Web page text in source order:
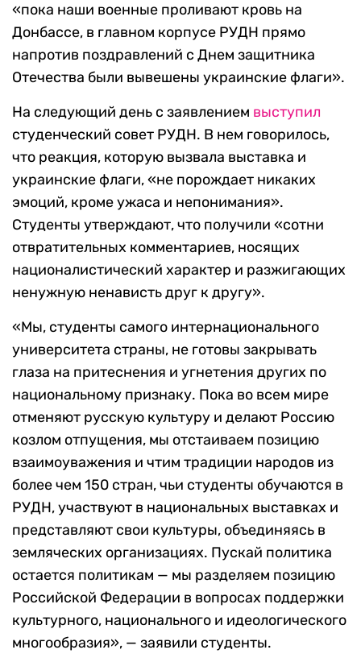
«пока наши военные проливают кровь на
Донбассе, в главном корпусе РУДН прямо
напротив поздравлений с Днем защитника
Отечества были вывешены украинские флаги».
На следующий день с заявлением выступил
студенческий совет РУДН. В нем говорилось,
что реакция, которую вызвала выставка и
украинские флаги, «не порождает никаких
эмоций, кроме ужаса и непонимания».
Студенты утверждают, что получили «сотни
отвратительных комментариев, носящих
националистический характер и разжигающих
ненужную ненависть друг к другу».
«Мы, студенты самого интернационального
университета страны, не готовы закрывать
глаза на притеснения и угнетения других по
национальному признаку. Пока во всем мире
отменяют русскую культуру и делают Россию
козлом отпущения, мы отстаиваем позицию
взаимоуважения и чтим традиции народов из
более чем 150 стран, чьи студенты обучаются в
РУДН, участвуют в национальных выставках и
представляют свои культуры, объединяясь в
земляческих организациях. Пускай политика
остается политикам — мы разделяем позицию
Российской Федерации в вопросах поддержки
культурного, национального и идеологического
многообразия», — заявили студенты.